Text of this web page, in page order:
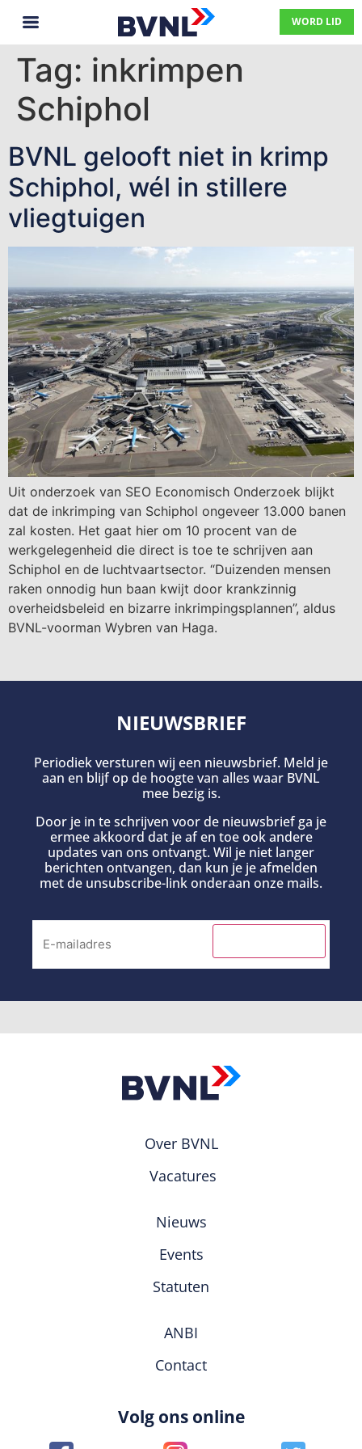
WORD LID
Tag: inkrimpen
Schiphol
BVNL gelooft niet in krimp
Schiphol, wél in stillere
vliegtuigen
Uit onderzoek van SEO Economisch Onderzoek blijkt
dat de inkrimping van Schiphol ongeveer 13.000 banen
zal kosten. Het gaat hier om 10 procent van de
werkgelegenheid die direct is toe te schrijven aan
Schiphol en de luchtvaartsector. “Duizenden mensen
raken onnodig hun baan kwijt door krankzinnig
overheidsbeleid en bizarre inkrimpingsplannen”, aldus
BVNL-voorman Wybren van Haga.
NIEUWSBRIEF
Periodiek versturen wij een nieuwsbrief. Meld je
aan en blijf op de hoogte van alles waar BVNL
mee bezig is.
Door je in te schrijven voor de nieuwsbrief ga je
ermee akkoord dat je af en toe ook andere
updates van ons ontvangt. Wil je niet langer
berichten ontvangen, dan kun je je afmelden
met de unsubscribe-link onderaan onze mails.
Over BVNL
Vacatures
Nieuws
Events
Statuten
ANBI
Contact
Volg ons online